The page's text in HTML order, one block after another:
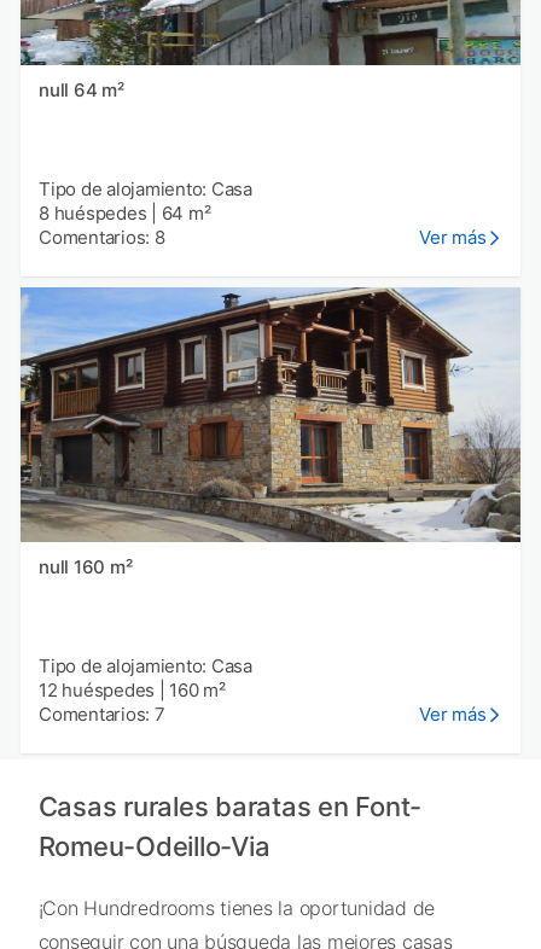
null 64 m²
Tipo de alojamiento: Casa
8 huéspedes
64 m²
Comentarios: 8
Ver más
null 160 m²
Tipo de alojamiento: Casa
12 huéspedes
160 m²
Comentarios: 7
Ver más
Casas rurales baratas en Font-
Romeu-Odeillo-Via
¡Con Hundredrooms tienes la oportunidad de
conseguir con una búsqueda las mejores casas